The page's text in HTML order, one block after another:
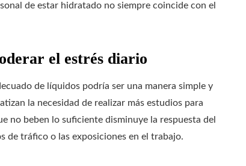
de estar hidratado no siempre coincide con el
el estrés diario
de líquidos podría ser una manera simple y
la necesidad de realizar más estudios para
no beben lo suficiente disminuye la respuesta del
de tráfico o las exposiciones en el trabajo.